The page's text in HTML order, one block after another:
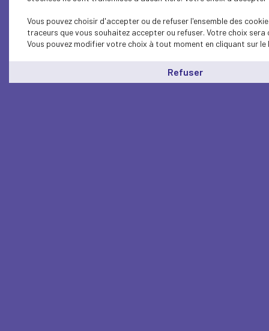
Vous pouvez choisir d'accepter ou de refuser l'ensemble des
traceurs que vous souhaitez accepter ou refuser. Votre choix
Vous pouvez modifier votre choix à tout moment en cliquant sur le
Refuser